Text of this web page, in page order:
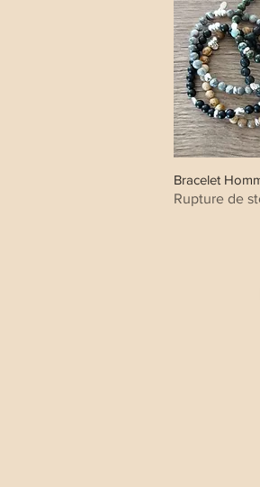
Bracelet
Rupture de